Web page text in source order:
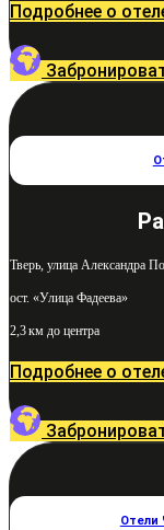
Подробнее о
Тверь, улица Александра
ост. «Улица Фадеева»
2,3 км до центра
Подробнее о
Отели